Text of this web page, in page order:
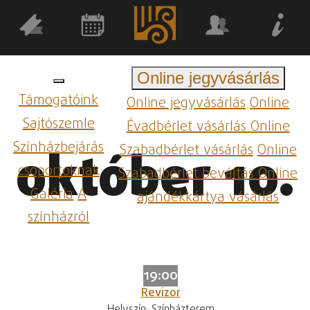
Támogatóink
Sajtószemle
Színházbejárás
csoportoknak
GalériaA
színházról
Online jegyvásárlás
Online jegyvásárlásOnline
Évadbérlet vásárlásOnline
Szabadbérlet vásárlásOnline
Szabadbérlet beváltásOnline
ajándékkártya vásárlás
október 10.
19:00
Revizor